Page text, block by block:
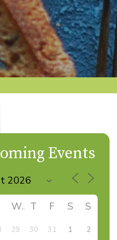
Events
W T F S S
29 30 31 1
2